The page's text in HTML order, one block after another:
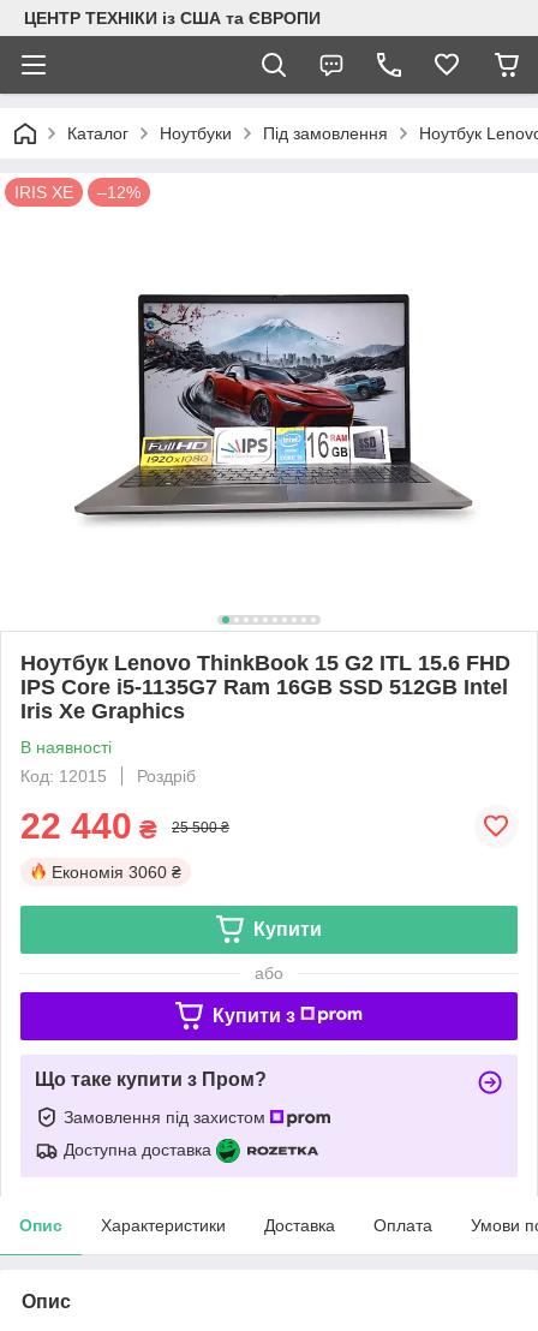
ЦЕНТР ТЕХНІКИ із США та ЄВРОПИ
Каталог Ноутбуки Під замовлення Ноутбук
IRIS XE –12%
Ноутбук Lenovo ThinkBook 15 G2 ITL 15.6 FHD
IPS Core i5-1135G7 Ram 16GB SSD 512GB Intel
Iris Xe Graphics
В наявності
Код: 12015
Роздріб
22 440 ₴ 25 500 ₴
Економія 3060 ₴
Купити
або
Купити з
Що таке купити з Пром?
Замовлення під захистом
Доступна доставка
Опис Характеристики Доставка Оплата Умови
Опис